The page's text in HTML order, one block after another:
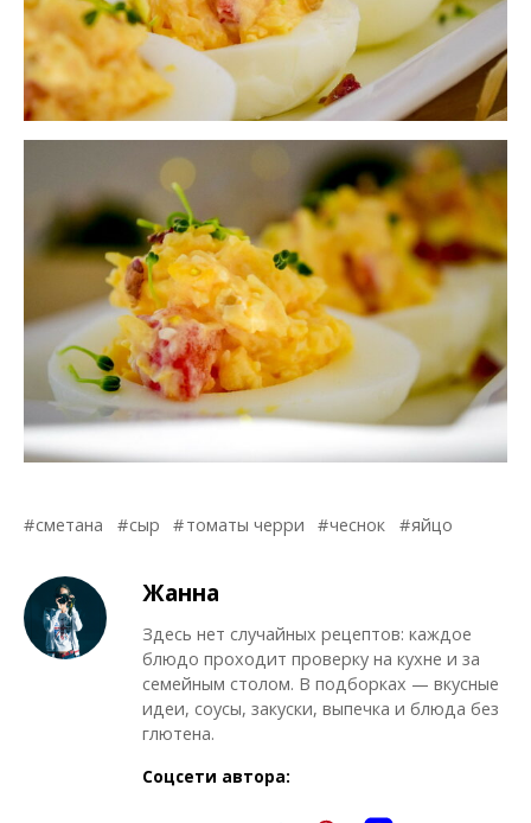
сметана сыр томаты черри чеснок яйцо
Жанна
Здесь нет случайных рецептов: каждое
блюдо проходит проверку на кухне и за
семейным столом. В подборках — вкусные
идеи, соусы, закуски, выпечка и блюда без
глютена.
Соцсети автора: